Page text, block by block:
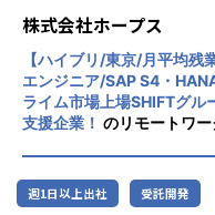
2030年の売上300億の実現
おります。
＜ホープスBLOGもご覧く
プロジェクトの具体例や
しております！
是非ご覧ください！
HOPES blog：https://
・仕事中はしっかりと仕事
ンを積極的にとるなど、お
べて近く、
より「会社」「働く人」
仕事ができた。（30代・女
・生産管理システムは複雑
会のお陰でプロジェクト
また、ユーザーの方も丁
ため、最後までプロジェク
日本法人のAnaplanジャパ
入している企業は約200社
Anaplanの導入は急速に
だ少なく、技術習得・実装
エンジニアとしてのご自
ながります。
■プロジェクト内容※一例
Cloudや
業の業務プ
化を図って
社風/文化
ホープスは
社内の風通
特徴です。
景を持つ社
株式会社ホープス
【ハイブリ/東京/月平均
エンジニア/SAP S4・
ライム市場上場SHIFTグル
支援企業！ のリモートワー
週1日以上出社 受託開発